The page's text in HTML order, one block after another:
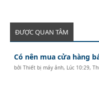
ĐƯỢC QUAN TÂM
Có nên mua cửa hàng
bởiThiết bị máy ảnh, Lúc 10:29,